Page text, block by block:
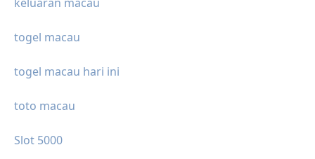
togel macau
togel macau hari ini
toto macau
Slot 5000